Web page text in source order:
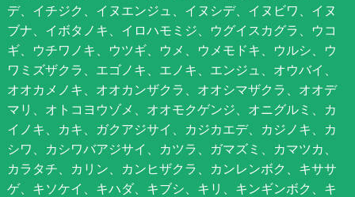
デ、イチジク、イヌエンジュ、イヌシデ、イヌビワ、イヌ
ブナ、イボタノキ、イロハモミジ、ウグイスカグラ、ウコ
ギ、ウチワノキ、ウツギ、ウメ、ウメモドキ、ウルシ、ウ
ワミズザクラ、エゴノキ、エノキ、エンジュ、オウバイ、
オオカメノキ、オオカンザクラ、オオシマザクラ、オオデ
マリ、オトコヨウゾメ、オオモクゲンジ、オニグルミ、カ
イノキ、カキ、ガクアジサイ、カジカエデ、カジノキ、カ
シワ、カシワバアジサイ、カツラ、ガマズミ、カマツカ、
カラタチ、カリン、カンヒザクラ、カンレンボク、キササ
ゲ、キソケイ、キハダ、キブシ、キリ、キンギンボク、キ